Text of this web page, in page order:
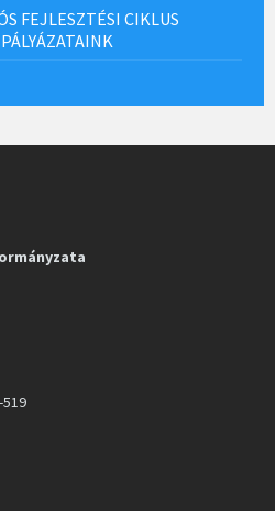
FEJLESZTÉSI CIKLUS